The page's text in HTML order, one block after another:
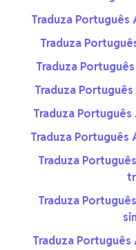
Traduza Português
Traduza
Traduza
Traduza
Traduza
Traduza Português
Traduza
Traduza
Traduza